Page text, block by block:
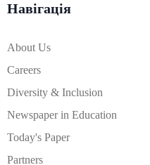
Навігація
About Us
Careers
Diversity & Inclusion
Newspaper in Education
Today's Paper
Partners